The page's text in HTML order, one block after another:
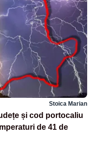
Stoica Marian
și cod portocaliu
de 41 de